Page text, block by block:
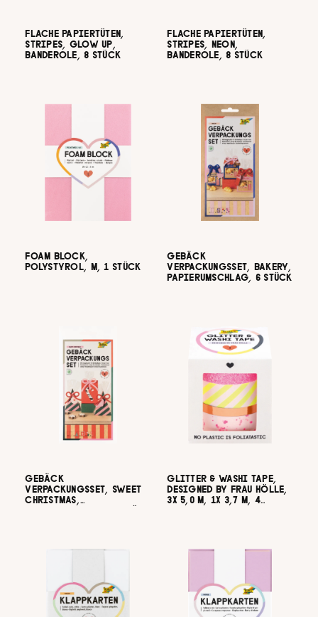
FLACHE PAPIERTÜTEN,
STRIPES, GLOW UP,
BANDEROLE, 8 STÜCK
FLACHE PAPIERTÜTEN,
STRIPES, NEON,
BANDEROLE, 8 STÜCK
FOAM BLOCK,
POLYSTYROL, M, 1 STÜCK
GEBÄCK
VERPACKUNGSSET, BAKERY,
PAPIERUMSCHLAG, 6 STÜCK
GEBÄCK
VERPACKUNGSSET, SWEET
CHRISTMAS,
GLITTER & WASHI TAPE,
DESIGNED BY FRAU HÖLLE,
3X 5,0 M, 1X 3,7 M, 4